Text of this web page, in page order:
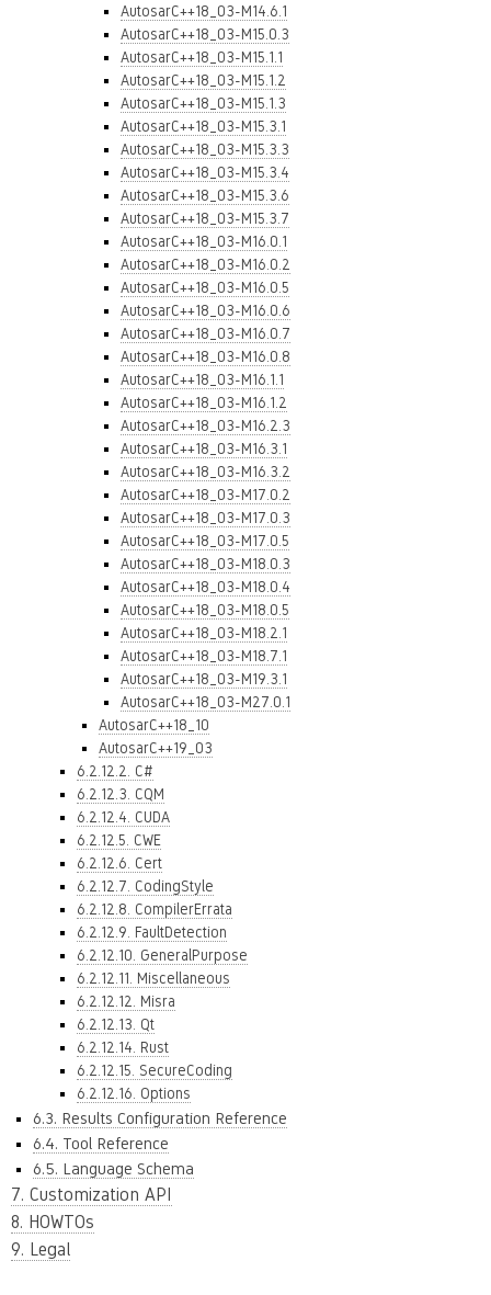
AutosarC++18_03-M14.6.1
AutosarC++18_03-M15.0.3
AutosarC++18_03-M15.1.1
AutosarC++18_03-M15.1.2
AutosarC++18_03-M15.1.3
AutosarC++18_03-M15.3.1
AutosarC++18_03-M15.3.3
AutosarC++18_03-M15.3.4
AutosarC++18_03-M15.3.6
AutosarC++18_03-M15.3.7
AutosarC++18_03-M16.0.1
AutosarC++18_03-M16.0.2
AutosarC++18_03-M16.0.5
AutosarC++18_03-M16.0.6
AutosarC++18_03-M16.0.7
AutosarC++18_03-M16.0.8
AutosarC++18_03-M16.1.1
AutosarC++18_03-M16.1.2
AutosarC++18_03-M16.2.3
AutosarC++18_03-M16.3.1
AutosarC++18_03-M16.3.2
AutosarC++18_03-M17.0.2
AutosarC++18_03-M17.0.3
AutosarC++18_03-M17.0.5
AutosarC++18_03-M18.0.3
AutosarC++18_03-M18.0.4
AutosarC++18_03-M18.0.5
AutosarC++18_03-M18.2.1
AutosarC++18_03-M18.7.1
AutosarC++18_03-M19.3.1
AutosarC++18_03-M27.0.1
AutosarC++18_10
AutosarC++19_03
6.2.12.2. C#
6.2.12.3. CQM
6.2.12.4. CUDA
6.2.12.5. CWE
6.2.12.6. Cert
6.2.12.7. CodingStyle
6.2.12.8. CompilerErrata
6.2.12.9. FaultDetection
6.2.12.10. GeneralPurpose
6.2.12.11. Miscellaneous
6.2.12.12. Misra
6.2.12.13. Qt
6.2.12.14. Rust
6.2.12.15. SecureCoding
6.2.12.16. Options
6.3. Results Configuration Reference
6.4. Tool Reference
6.5. Language Schema
7. Customization API
8. HOWTOs
9. Legal